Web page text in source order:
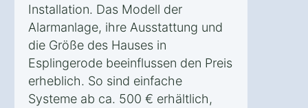
Installation. Das Modell der
Alarmanlage, ihre Ausstattung und
die Größe des Hauses in
Esplingerode beeinflussen den Preis
erheblich. So sind einfache
Systeme ab ca. 500 € erhältlich,